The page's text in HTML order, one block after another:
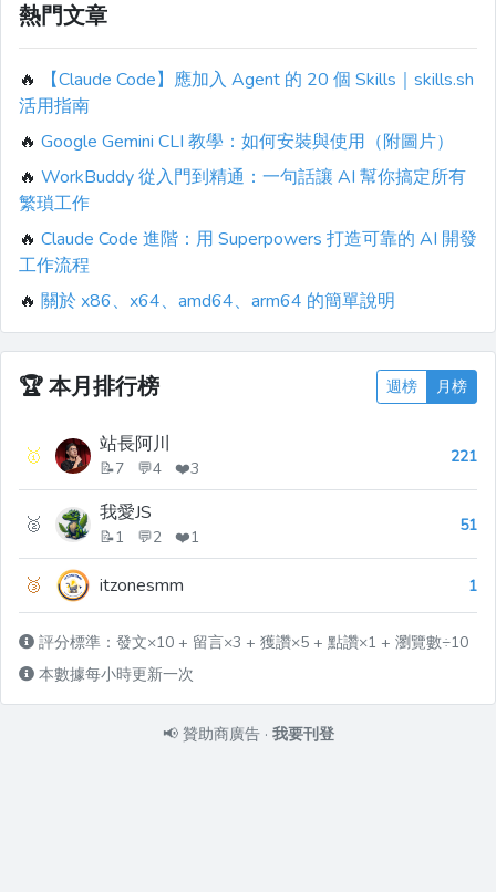
熱門文章
🔥
【Claude Code】應加入 Agent 的 20 個 Skills｜skills.sh
活用指南
🔥 Google Gemini CLI 教學：如何安裝與使用（附圖片）
🔥 WorkBuddy 從入門到精通：一句話讓 AI 幫你搞定所有
繁瑣工作
🔥 Claude Code 進階：用 Superpowers 打造可靠的 AI 開發
工作流程
🔥 關於 x86、x64、amd64、arm64 的簡單說明
🏆本月排行榜 週榜 月榜
🥇 站長阿川
📝7 💬4 ❤️3
221
🥈 我愛JS
📝1 💬2 ❤️1
51
🥉 itzonesmm 1
評分標準：發文×10 + 留言×3 + 獲讚×5 + 點讚×1 + 瀏覽數÷10
本數據每小時更新一次
📢 贊助商廣告 · 我要刊登